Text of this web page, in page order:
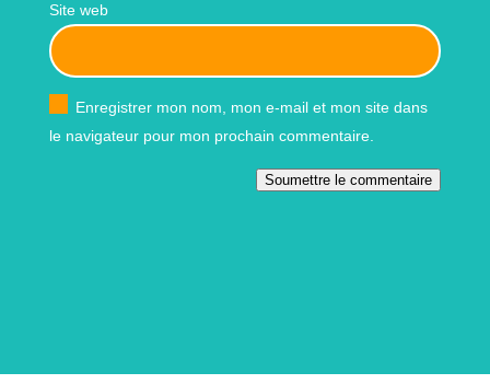
Site web
Enregistrer mon nom, mon e-mail et mon site dans
le navigateur pour mon prochain commentaire.
Soumettre le commentaire